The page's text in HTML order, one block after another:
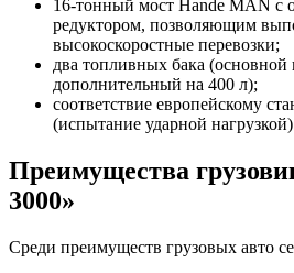
16-тонный мост Hande MAN с
редуктором, позволяющим
высокоскоростные перевозки;
два топливных бака (основной
дополнительный на 400 л);
соответствие европейскому
(испытание ударной
Преимущества
3000»
Среди преимуществ грузовых авто